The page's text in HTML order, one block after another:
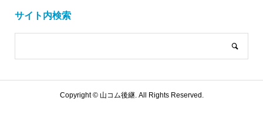
サイト内検索
Copyright ©山コム後継. All Rights Reserved.